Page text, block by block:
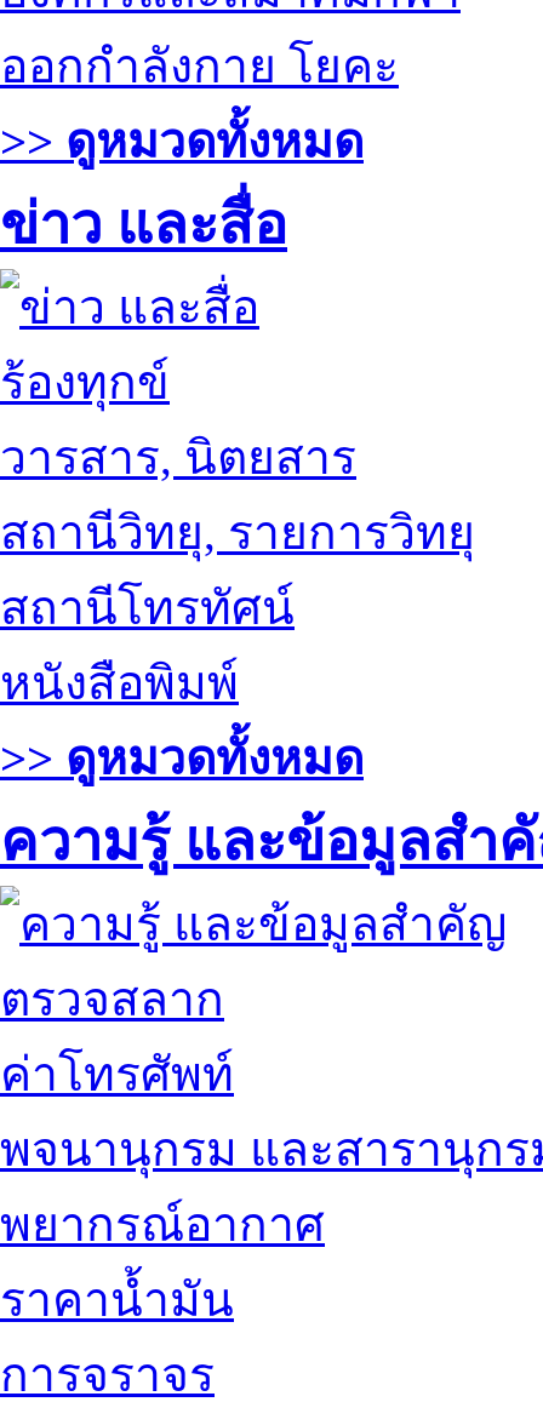
ออกกำลังกาย โยคะ
>> ดูหมวดทั้งหมด
ข่าว และสื่อ
ร้องทุกข์
วารสาร, นิตยสาร
สถานีวิทยุ, รายการวิทยุ
สถานีโทรทัศน์
หนังสือพิมพ์
>> ดูหมวดทั้งหมด
ความรู้ และข้อมูลสำ
ตรวจสลาก
ค่าโทรศัพท์
พจนานุกรม และสารานุกร
พยากรณ์อากาศ
ราคาน้ำมัน
การจราจร